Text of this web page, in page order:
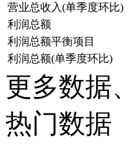
营业总收入(单季度环比)
利润总额
利润总额平衡项目
利润总额(单季度环比)
更多数据
热门数据